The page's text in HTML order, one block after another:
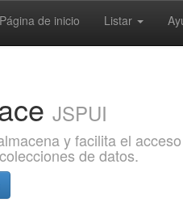
de inicio Listar
JSPUI
y facilita el
de datos.